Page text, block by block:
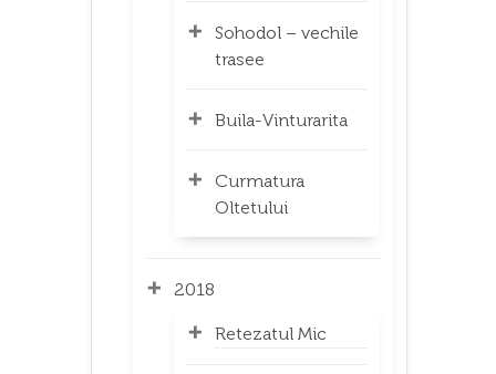
Sohodol – vechile
trasee
Buila-Vinturarita
Curmatura
Oltetului
2018
Retezatul Mic